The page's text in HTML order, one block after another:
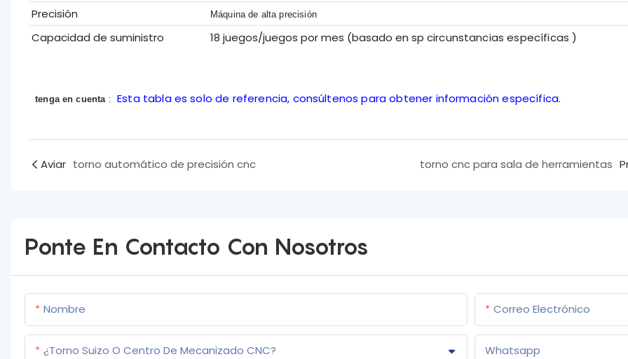
Precisión Máquina de alta precisión
Capacidad de suministro 18 juegos/juegos por mes (basado en sp circunstancias específicas)
tenga en cuenta : Esta tabla es solo de referencia, consúltenos para obtener información específica.
Aviar torno automático de precisión cnc torno cnc para sala de herramientas
Ponte En Contacto Con Nosotros
Nombre Correo Electrónico
¿Torno Suizo O Centro De Mecanizado CNC? Whatsapp